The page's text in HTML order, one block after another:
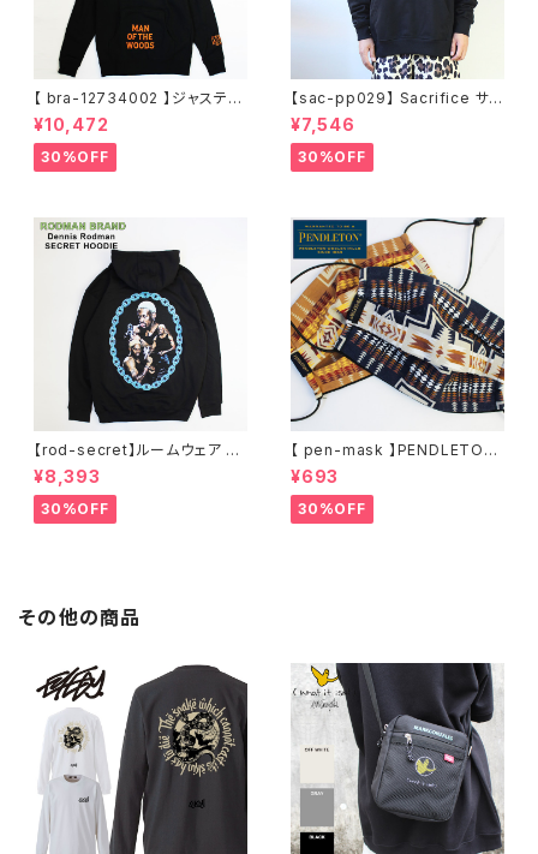
【 bra-12734002 】ジャスティ
ンティンバーレイク Justin Ran
dall Timberlake MAN OF T
HE WOODS パーカー フーディ
ー アーティスト スウェットパー
¥10,472
30%OFF
【sac-pp029】 Sacrifice サク
リファイス 大きいサイズ メンズ
ユニセックス スウェット パーカ
ー 窓グラフィック 長袖 M L XL
XXL 2L 大きめ 長袖Tシャツ デ
サイズ ビッグシルエット 黒 通勤
通学 秋冬
¥7,546
30%OFF
【rod-secret】ルームウェア フ
ーディー アーティスト バンド ア
ウトドア RODMAN BRAND ロ
ッドマンブランド Dennis Rod
man RODAMAN SECRET H
¥8,393
30%OFF
【 pen-mask 】PENDLETON
ペンドルトン ファッションマス
ク アウトドア フリーサイズ アウ
トドア 通勤 通学 通気性 マスク
乾燥しない 蒸れない
¥693
30%OFF
その他の商品